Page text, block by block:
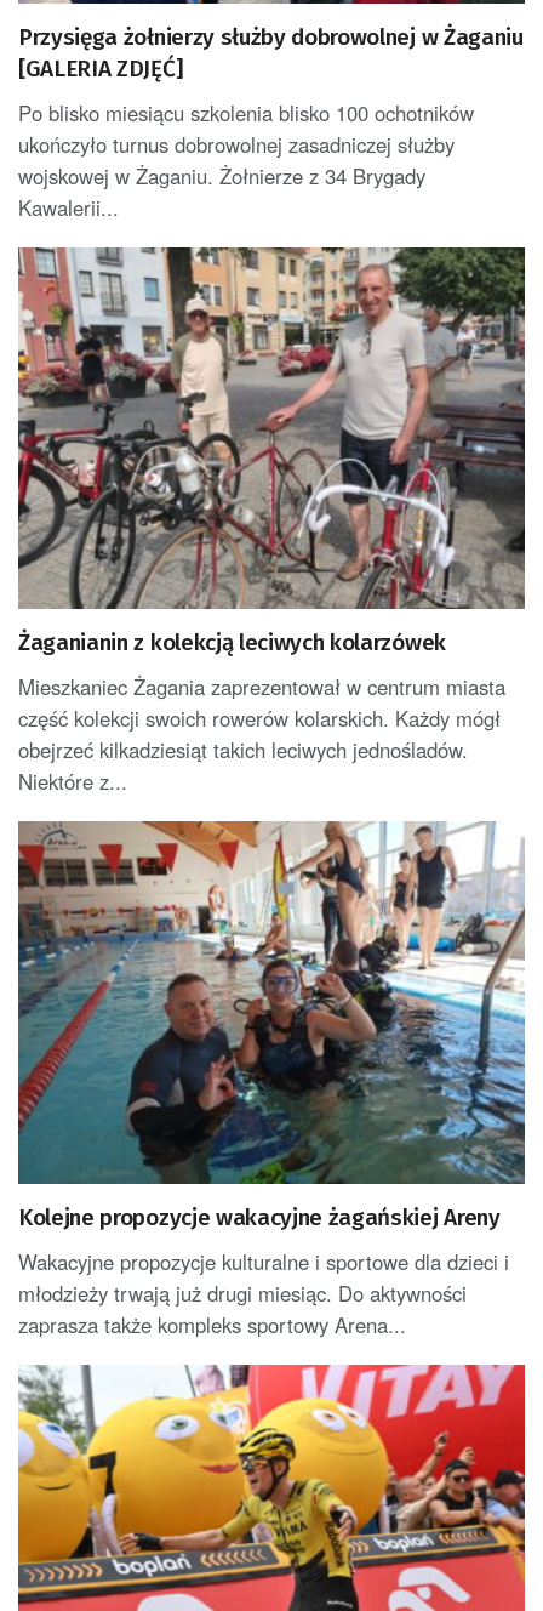
Przysięga żołnierzy służby dobrowolnej w Żaganiu
[GALERIA ZDJĘĆ]
Po blisko miesiącu szkolenia blisko 100 ochotników
ukończyło turnus dobrowolnej zasadniczej służby
wojskowej w Żaganiu. Żołnierze z 34 Brygady
Kawalerii...
Żaganianin z kolekcją leciwych kolarzówek
Mieszkaniec Żagania zaprezentował w centrum miasta
część kolekcji swoich rowerów kolarskich. Każdy mógł
obejrzeć kilkadziesiąt takich leciwych jednośladów.
Niektóre z...
Kolejne propozycje wakacyjne żagańskiej Areny
Wakacyjne propozycje kulturalne i sportowe dla dzieci i
młodzieży trwają już drugi miesiąc. Do aktywności
zaprasza także kompleks sportowy Arena...